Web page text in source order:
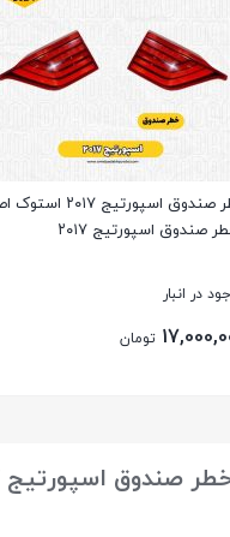
خطر صندوق اسپورتیج
صندوق اسپورتیج ۲۰۱۷
در انبار
تومان
صندوق اسپورتیج ۲۰۱۷ استوک اصلی | خطر صندوق اسپورتیج ۲۰۱۷